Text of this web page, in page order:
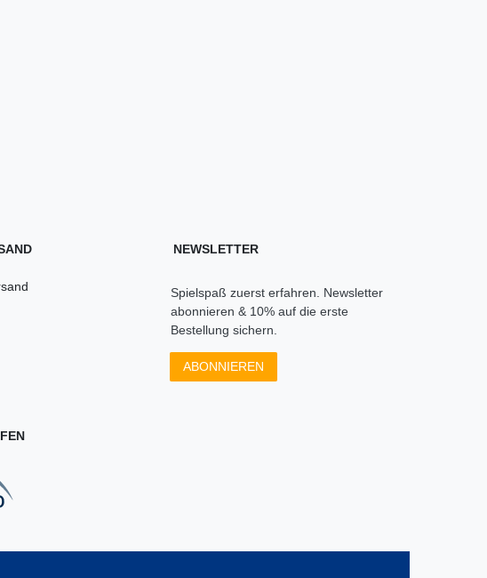
NEWSLETTER
Spielspaß zuerst erfahren. Newsletter
abonnieren & 10% auf die erste
Bestellung sichern.
ABONNIEREN